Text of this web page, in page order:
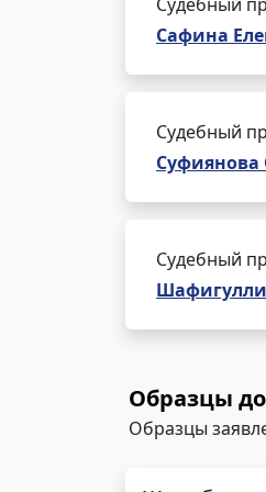
Сафина
Судебный
Судебный
Образцы
Образцы